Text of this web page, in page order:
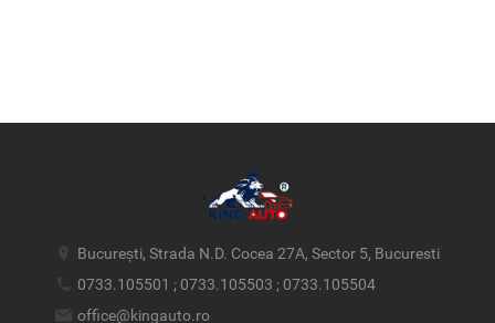
București, Strada N.D. Cocea 27A, Sector 5, Bucuresti
0733.105501 ; 0733.105503 ; 0733.105504
office@kingauto.ro